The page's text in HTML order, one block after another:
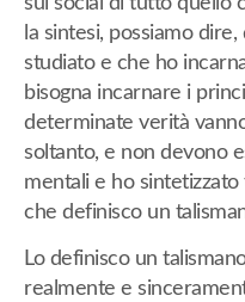
la sintesi, possiamo
studiato e che ho
bisogna incarnare i
determinate verità
soltanto, e non devono
mentali e ho
che definisco un
Lo definisco un
realmente e